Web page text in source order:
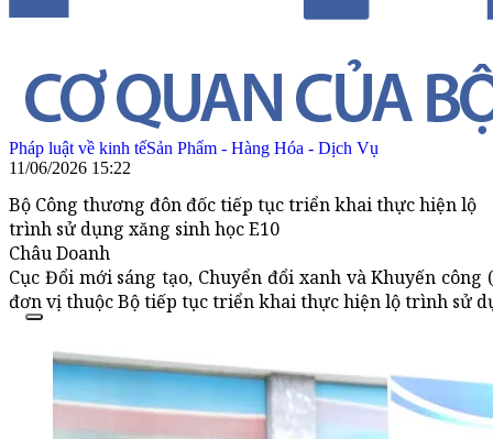
Pháp luật về kinh tếSản Phẩm - Hàng Hóa - Dịch Vụ
11/06/2026 15:22
Bộ Công thương đôn đốc tiếp tục triển khai thực hiện lộ
trình sử dụng xăng sinh học E10
Châu Doanh
Cục Đổi mới sáng tạo, Chuyển đổi xanh và Khuyến công
đơn vị thuộc Bộ tiếp tục triển khai thực hiện lộ trình sử